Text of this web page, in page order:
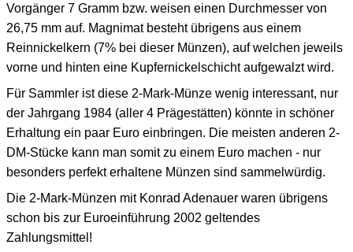
Vorgänger 7 Gramm bzw. weisen einen Durchmesser von
26,75 mm auf. Magnimat besteht übrigens aus einem
Reinnickelkern (7% bei dieser Münzen), auf welchen jeweils
vorne und hinten eine Kupfernickelschicht aufgewalzt wird.
Für Sammler ist diese 2-Mark-Münze wenig interessant, nur
der Jahrgang 1984 (aller 4 Prägestätten) könnte in schöner
Erhaltung ein paar Euro einbringen. Die meisten anderen 2-
DM-Stücke kann man somit zu einem Euro machen - nur
besonders perfekt erhaltene Münzen sind sammelwürdig.
Die 2-Mark-Münzen mit Konrad Adenauer waren übrigens
schon bis zur Euroeinführung 2002 geltendes
Zahlungsmittel!